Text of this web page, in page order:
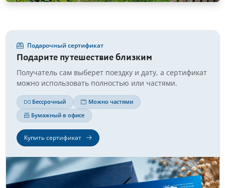
Подарочный сертификат
Подарите путешествие близким
Получатель сам выберет поездку и дату, а сертификат
можно использовать полностью или частями.
Бессрочный
Можно частями
Бумажный в офисе
Купить сертификат